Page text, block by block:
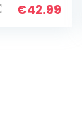
4
€42.99